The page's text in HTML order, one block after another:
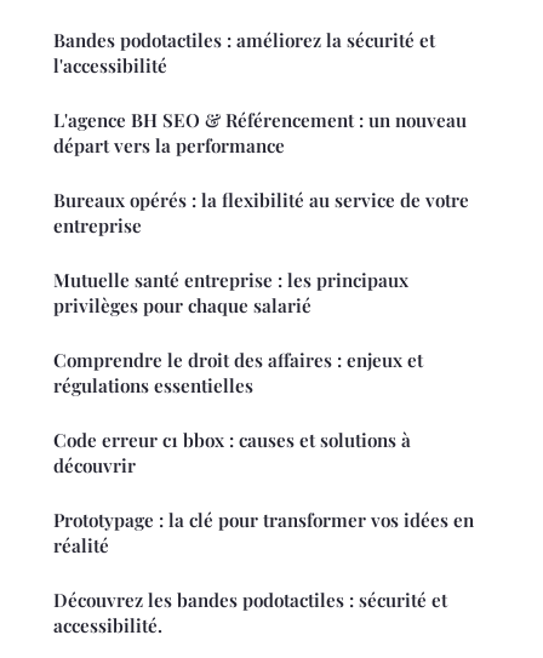
Bandes podotactiles : améliorez la sécurité et
l'accessibilité
L'agence BH SEO & Référencement : un nouveau
départ vers la performance
Bureaux opérés : la flexibilité au service de votre
entreprise
Mutuelle santé entreprise : les principaux
privilèges pour chaque salarié
Comprendre le droit des affaires : enjeux et
régulations essentielles
Code erreur c1 bbox : causes et solutions à
découvrir
Prototypage : la clé pour transformer vos idées en
réalité
Découvrez les bandes podotactiles : sécurité et
accessibilité.